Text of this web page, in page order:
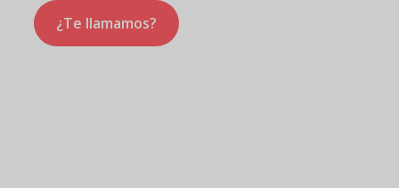
¿Te llamamos?